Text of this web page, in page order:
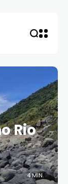
Rio
4 MIN.